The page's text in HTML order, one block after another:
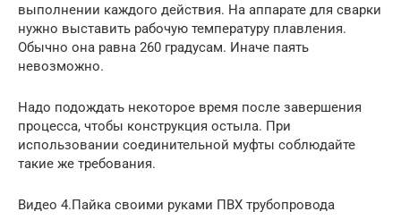
выполнении каждого действия. На аппарате для сварки
нужно выставить рабочую температуру плавления.
Обычно она равна 260 градусам. Иначе паять
невозможно.
Надо подождать некоторое время после завершения
процесса, чтобы конструкция остыла. При
использовании соединительной муфты соблюдайте
такие же требования.
Видео 4.Пайка своими руками ПВХ трубопровода